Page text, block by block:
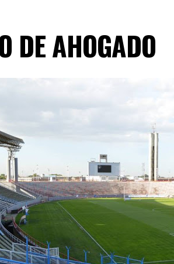
DE AHOGADO